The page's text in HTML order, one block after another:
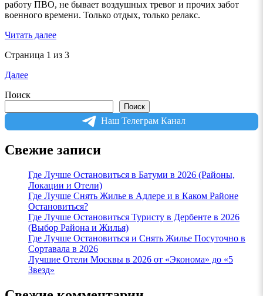
работу ПВО, не бывает воздушных тревог и прочих забот
военного времени. Только отдых, только релакс.
Читать далее
Страница 1 из 3
Далее
Поиск
Поиск
Наш Телеграм Канал
Свежие записи
Где Лучше Остановиться в Батуми в 2026 (Районы,
Локации и Отели)
Где Лучше Снять Жилье в Адлере и в Каком Районе
Остановиться?
Где Лучше Остановиться Туристу в Дербенте в 2026
(Выбор Района и Жилья)
Где Лучше Остановиться и Снять Жилье Посуточно в
Сортавала в 2026
Лучшие Отели Москвы в 2026 от «Эконома» до «5
Звезд»